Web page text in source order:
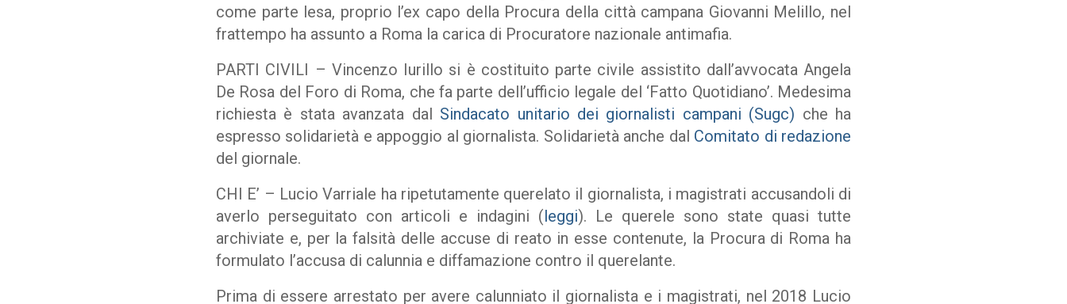
come parte lesa, proprio l’ex capo della Procura della città campana Giovanni Melillo, nel
frattempo ha assunto a Roma la carica di Procuratore nazionale antimafia.
PARTI CIVILI – Vincenzo Iurillo si è costituito parte civile assistito dall’avvocata Angela
De Rosa del Foro di Roma, che fa parte dell’ufficio legale del ‘Fatto Quotidiano’. Medesima
richiesta è stata avanzata dal Sindacato unitario dei giornalisti campani (Sugc) che ha
espresso solidarietà e appoggio al giornalista. Solidarietà anche dal Comitato di redazione
del giornale.
CHI E’ – Lucio Varriale ha ripetutamente querelato il giornalista, i magistrati accusandoli di
averlo perseguitato con articoli e indagini (leggi). Le querele sono state quasi tutte
archiviate e, per la falsità delle accuse di reato in esse contenute, la Procura di Roma ha
formulato l’accusa di calunnia e diffamazione contro il querelante.
Prima di essere arrestato per avere calunniato il giornalista e i magistrati, nel 2018 Lucio